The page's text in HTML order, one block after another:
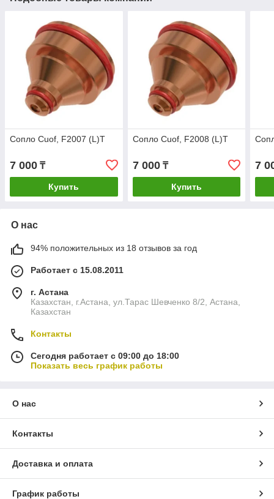
Сопло Cuof, F2007 (L)T
7 000 ₸
Купить
Сопло Cuof, F2008 (L)T
7 000₸
Купить
7
О нас
94% положительных из 18 отзывов за год
Работает с 15.08.2011
г. Астана
Казахстан, г.Астана, ул.Тарас Шевченко 8/2, Астана,
Казахстан
Контакты
Сегодня работает с 09:00 до 18:00
Показать весь график работы
О нас
Контакты
Доставка и оплата
График работы